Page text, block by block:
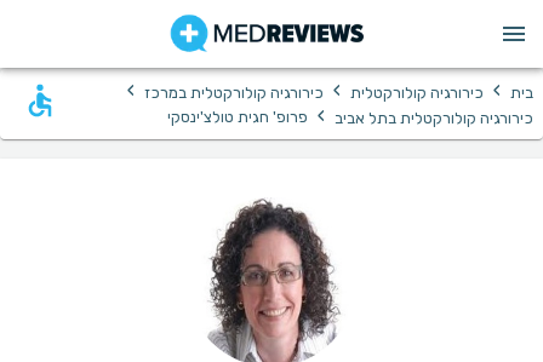
בית › כירורגיה קולורקטלית › כירורגיה קולורקטלית במרכז ›
כירורגיה קולורקטלית בתל אביב › פרופ' חגית טולצ'ינסקי